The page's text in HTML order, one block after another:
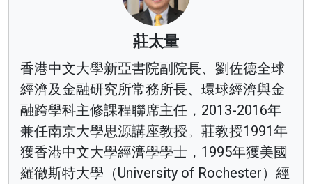
莊太量
香港中文大學新亞書院副院長、劉佐德全球
經濟及金融研究所常務所長、環球經濟與金
融跨學科主修課程聯席主任，2013-2016年
兼任南京大學思源講座教授。莊教授1991年
獲香港中文大學經濟學學士，1995年獲美國
羅徹斯特大學（University of Rochester）經